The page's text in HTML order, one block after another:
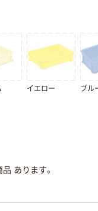
イエロー ブル
品 あります。